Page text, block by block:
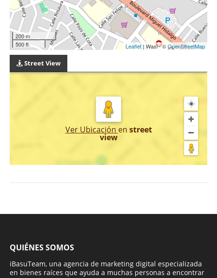
200 m
500 ft
Leaflet| Wasi - ©OpenStreetMap
Street View
Ver Ubicación en street
view
QUIÉNES SOMOS
iBasuTeam, una agencia de marketing digital especializada
en bienes raíces que ayuda a muchas personas a encontrar